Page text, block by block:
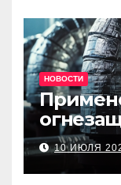
НОВОСТИ
для
10 ИЮЛЯ